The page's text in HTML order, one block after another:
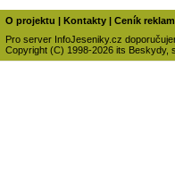
O projektu Kontakty Ceník
Pro server InfoJeseniky.cz
Copyright (C) 1998-2026 its